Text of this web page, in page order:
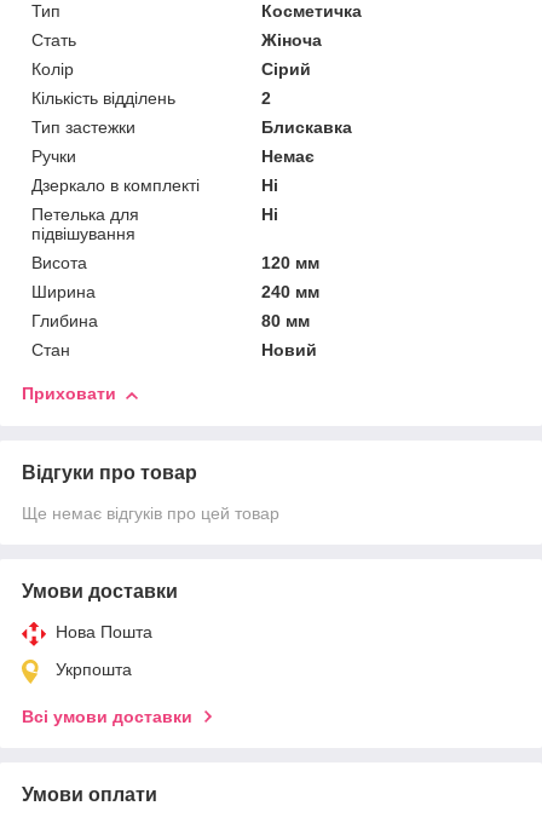
Тип
Косметичка
Стать
Жіноча
Колір
Сірий
Кількість відділень
2
Тип застежки
Блискавка
Ручки
Немає
Дзеркало в комплекті
Ні
Петелька для
підвішування
Ні
Висота
120 мм
Ширина
240 мм
Глибина
80 мм
Стан
Новий
Приховати
Відгуки про товар
Ще немає відгуків про цей товар
Умови доставки
Нова Пошта
Укрпошта
Всі умови доставки
Умови оплати